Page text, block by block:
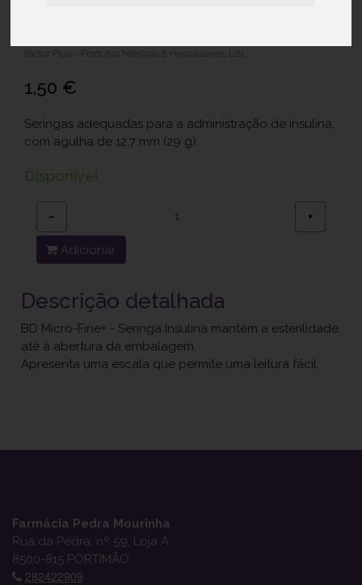
Factor Plus - Produtos Médicos E Hospitalares, Lda.
1,50 €
Seringas adequadas para a administração de insulina,
com agulha de 12,7 mm (29 g).
Disponível
− +
Adicionar
Descrição detalhada
BD Micro-Fine+ - Seringa Insulina mantém a esterilidade
até à abertura da embalagem.
Apresenta uma escala que permite uma leitura fácil.
Farmácia Pedra Mourinha
Rua da Pedra, nº 59, Loja A
8500-815 PORTIMÃO
282422909